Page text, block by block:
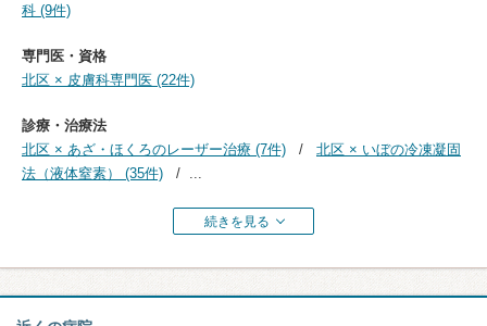
科 (9件)
専門医・資格
北区 × 皮膚科専門医 (22件)
診療・治療法
北区 × あざ・ほくろのレーザー治療 (7件)
北区 × いぼの冷凍凝固
法（液体窒素） (35件)
続きを見る